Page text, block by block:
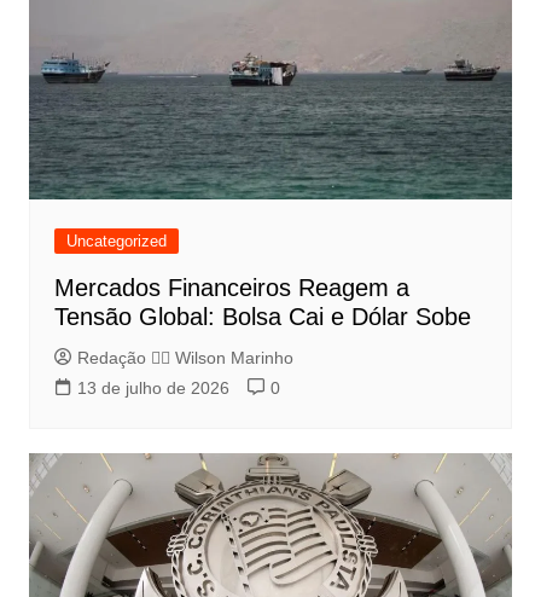
Uncategorized
Mercados Financeiros Reagem a
Tensão Global: Bolsa Cai e Dólar Sobe
Redação 👨‍⚖️​ Wilson Marinho
13 de julho de 2026
0